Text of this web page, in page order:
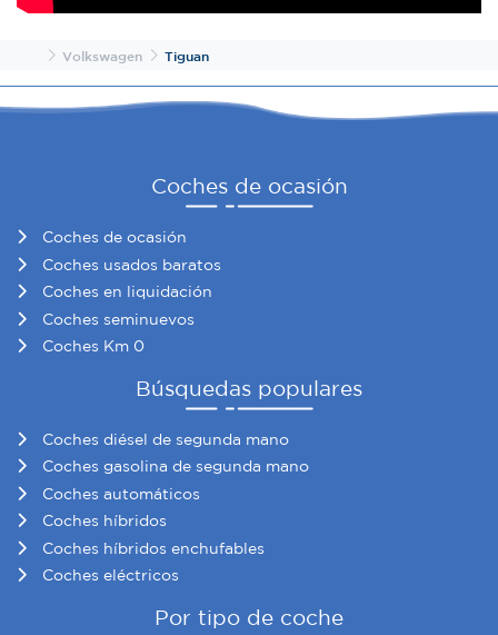
InicioVolkswagen Tiguan
Coches de ocasión
Coches de ocasión
Coches usados baratos
Coches en liquidación
Coches seminuevos
Coches Km 0
Búsquedas populares
Coches diésel de segunda mano
Coches gasolina de segunda mano
Coches automáticos
Coches híbridos
Coches híbridos enchufables
Coches eléctricos
Por tipo de coche